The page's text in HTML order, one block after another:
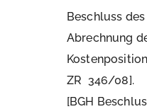
Beschluss
Abrechnung
ZR 346/08].
[BGH